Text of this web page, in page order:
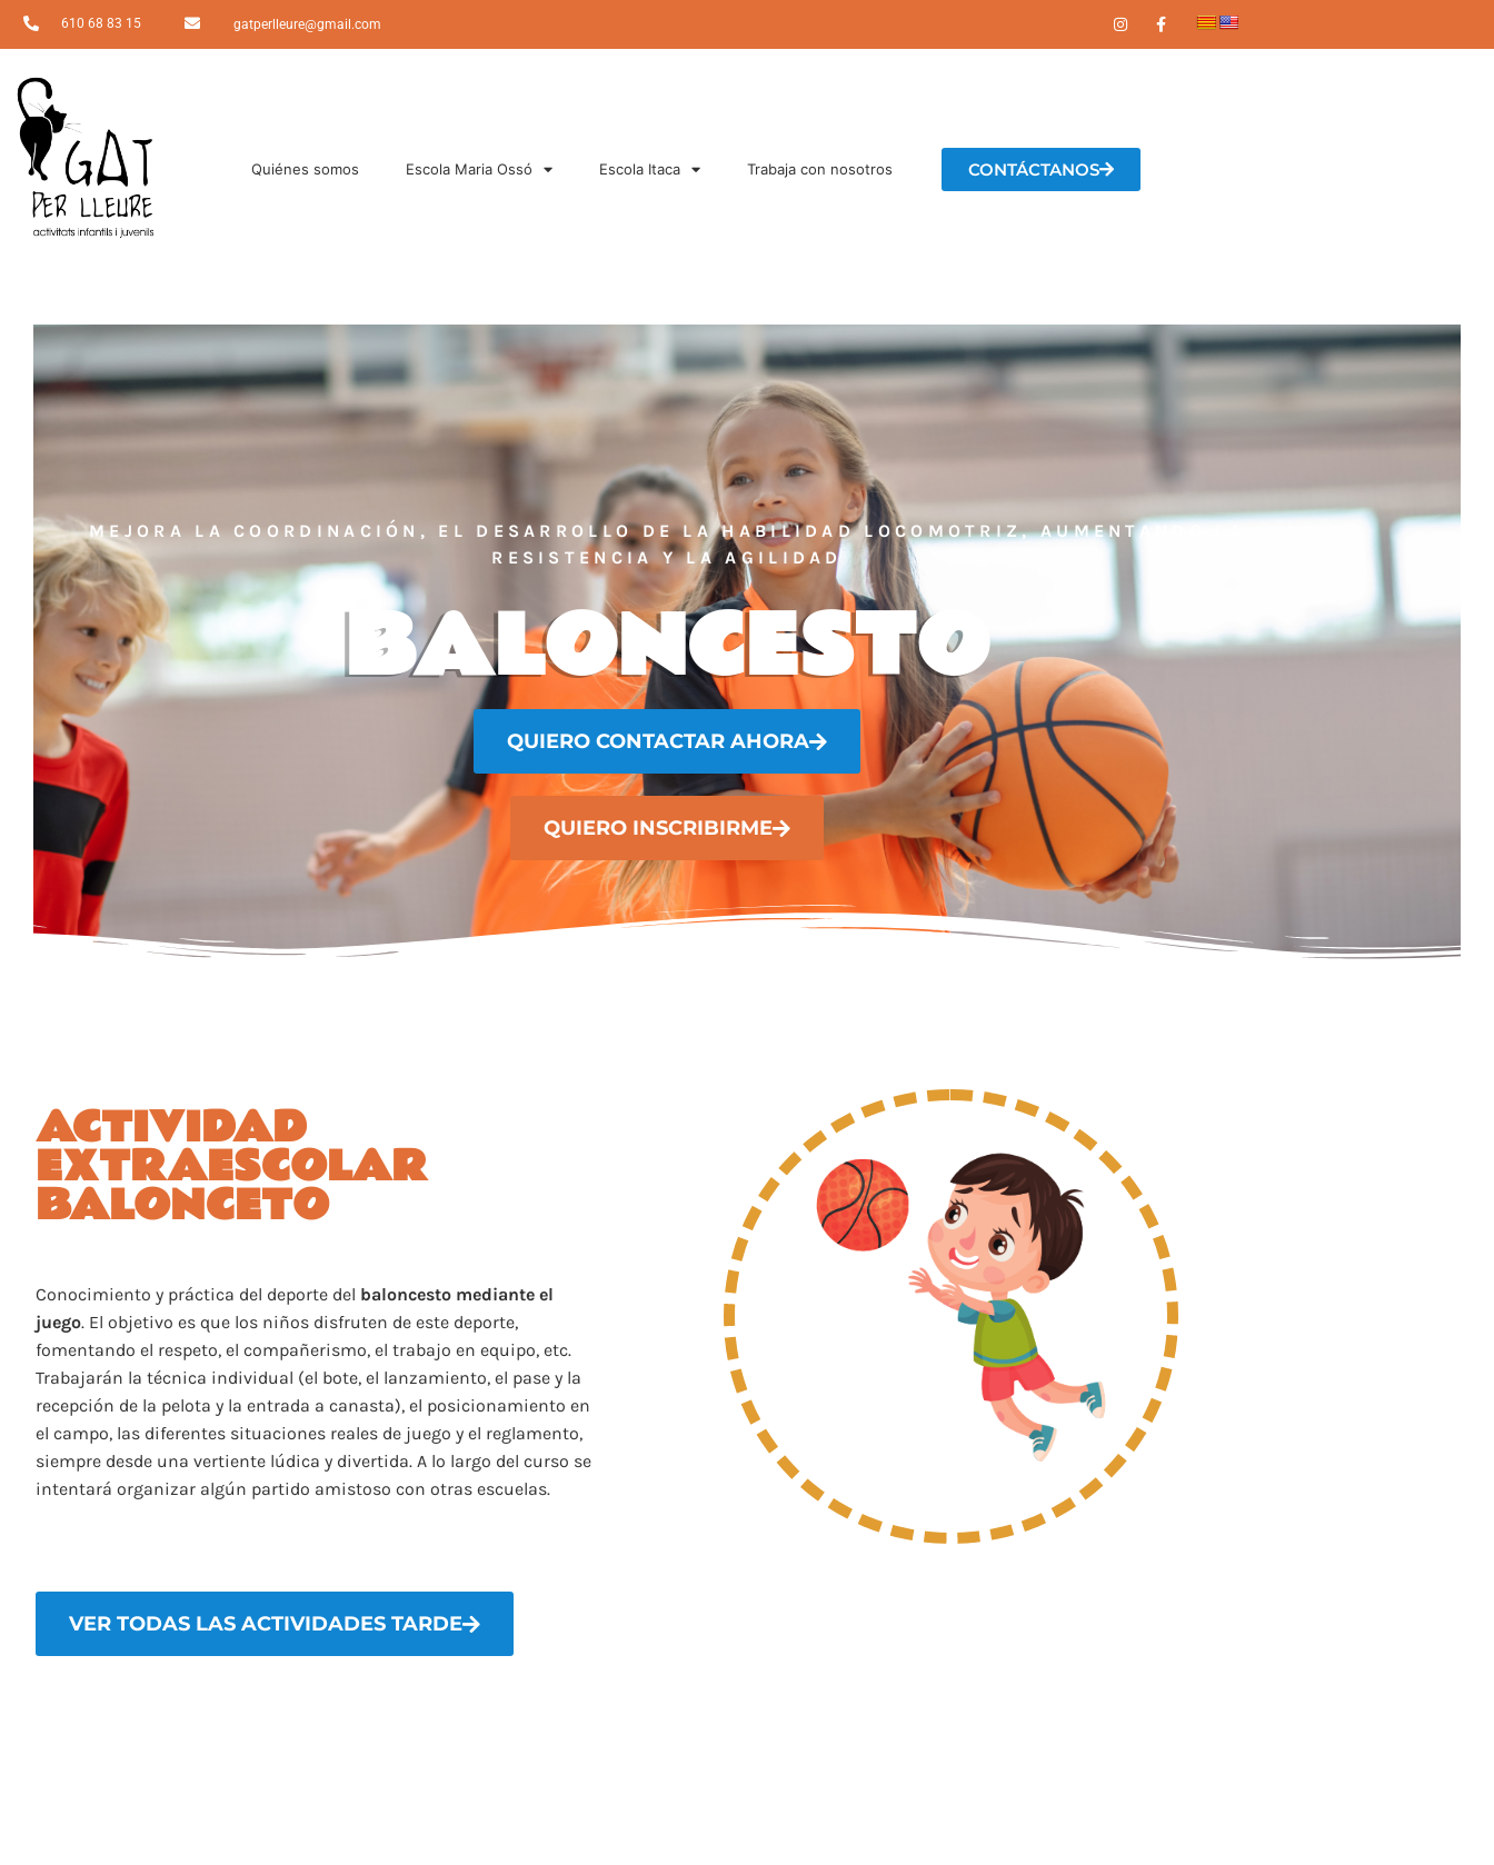
610 68 83 15 gatperlleure@gmail.com
Quiénes somos Escola Maria Ossó Escola Itaca Trabaja con nosotros CONTÁCTANOS
MEJORA LA COORDINACIÓN, EL DESARROLLO DE LA HABILIDAD LOCOMOTRIZ, AUMENTANDO LA
RESISTENCIA Y LA AGILIDAD
BALONCESTO
QUIERO CONTACTAR AHORA
QUIERO INSCRIBIRME
ACTIVIDAD
EXTRAESCOLAR
BALONCETO
Conocimiento y práctica del deporte del baloncesto mediante el
juego. El objetivo es que los niños disfruten de este deporte,
fomentando el respeto, el compañerismo, el trabajo en equipo, etc.
Trabajarán la técnica individual (el bote, el lanzamiento, el pase y la
recepción de la pelota y la entrada a canasta), el posicionamiento en
el campo, las diferentes situaciones reales de juego y el reglamento,
siempre desde una vertiente lúdica y divertida. A lo largo del curso se
intentará organizar algún partido amistoso con otras escuelas.
VER TODAS LAS ACTIVIDADES TARDE